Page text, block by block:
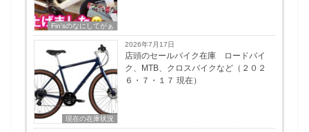
Fin'sのなにしてがぁ
現在の在庫状況
2026年7月17日
店頭のセールバイク在庫 ロードバイ
ク、MTB、クロスバイクなど（２０２
６・７・１７ 現在）